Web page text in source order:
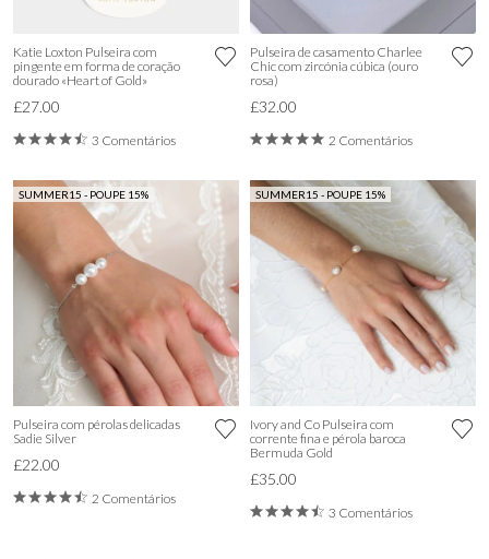
Katie Loxton Pulseira com
pingente em forma de coração
dourado «Heart of Gold»
£27.00
3 Comentários
Pulseira de casamento Charlee
Chic com zircónia cúbica (ouro
rosa)
£32.00
2 Comentários
SUMMER15 - POUPE 15%
Pulseira com pérolas delicadas
Sadie Silver
£22.00
2 Comentários
SUMMER15 - POUPE 15%
Ivory and Co Pulseira com
corrente fina e pérola baroca
Bermuda Gold
£35.00
3 Comentários